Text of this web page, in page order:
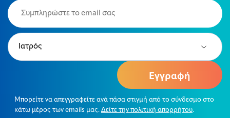
Email
(Required)
Type
(Required)
Μπορείτε να απεγγραφείτε ανά πάσα στιγμή από το σύνδεσμο στο
κάτω μέρος των emails μας. Δείτε την πολιτική απορρήτου.